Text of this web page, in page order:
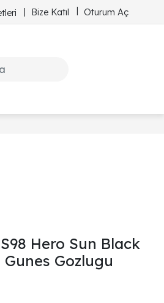
Bize Katıl Oturum Aç
Hero Sun Black
Gozlugu